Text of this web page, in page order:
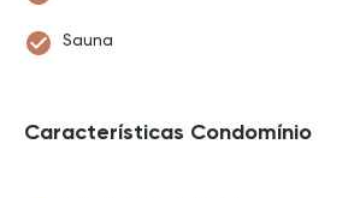
Sauna
Características Condomínio